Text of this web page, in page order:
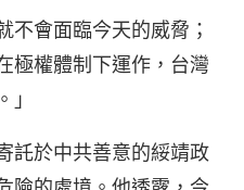
不會面臨今天的威脅；
極權體制下運作，台灣
託於中共善意的綏靖政